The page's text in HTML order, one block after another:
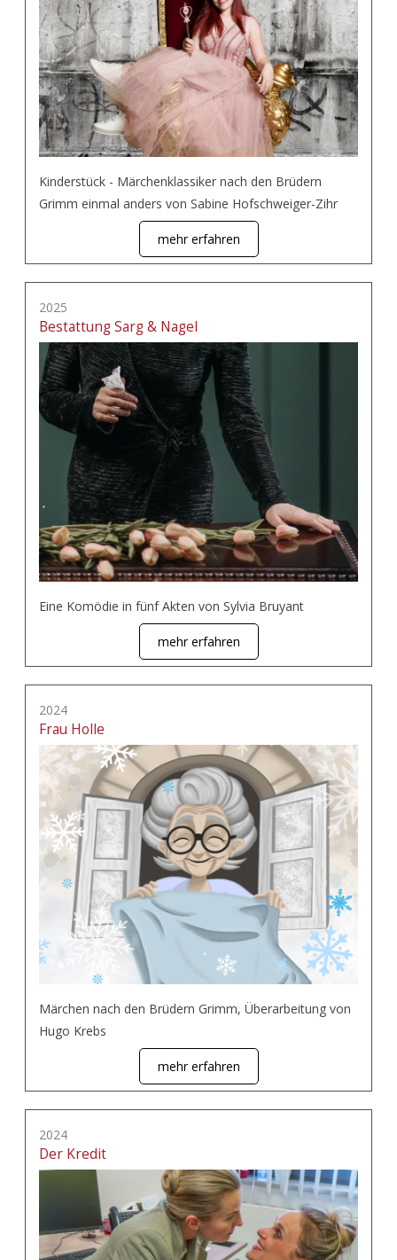
Kinderstück - Märchenklassiker nach den Brüdern
Grimm einmal anders von Sabine Hofschweiger-Zihr
mehr erfahren
2025
Bestattung Sarg & Nagel
Eine Komödie in fünf Akten von Sylvia Bruyant
mehr erfahren
2024
Frau Holle
Märchen nach den Brüdern Grimm, Überarbeitung von
Hugo Krebs
mehr erfahren
2024
Der Kredit